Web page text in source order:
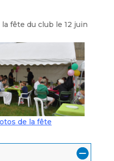
fête du club le 12 juin
de la fête